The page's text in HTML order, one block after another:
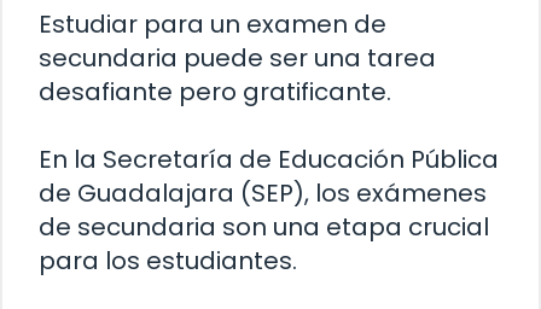
Estudiar para un examen de
secundaria puede ser una tarea
desafiante pero gratificante.
En la Secretaría de Educación Pública
de Guadalajara (SEP), los exámenes
de secundaria son una etapa crucial
para los estudiantes.